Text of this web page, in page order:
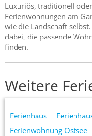
Luxuriös, traditionell
Ferienwohnungen am
wie die Landschaft
dabei, die passende
finden.
Weitere
Ferienhaus
Ferienwohnung Ostsee